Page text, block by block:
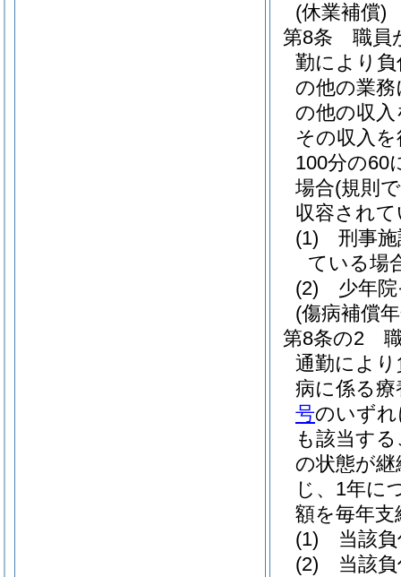
(休業補償)
第8条
職員
勤により
の他の業
の他の収
その収入
100分の60
場合(規則
収容され
(1)
刑事
ている場
(2)
少年
(傷病補償
第8条の2
通勤によ
病に係る
号のいず
も該当す
の状態が
じ、1年に
額を毎年支
(1)
当該
(2)
当該